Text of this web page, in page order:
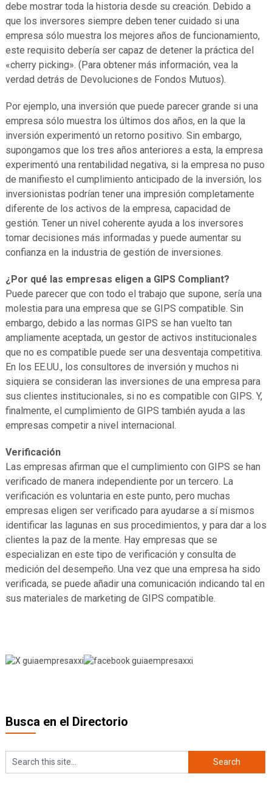
debe mostrar toda la historia desde su creación. Debido a
que los inversores siempre deben tener cuidado si una
empresa sólo muestra los mejores años de funcionamiento,
este requisito debería ser capaz de detener la práctica del
«cherry picking». (Para obtener más información, vea la
verdad detrás de Devoluciones de Fondos Mutuos).
Por ejemplo, una inversión que puede parecer grande si una
empresa sólo muestra los últimos dos años, en la que la
inversión experimentó un retorno positivo. Sin embargo,
supongamos que los tres años anteriores a esta, la empresa
experimentó una rentabilidad negativa, si la empresa no puso
de manifiesto el cumplimiento anticipado de la inversión, los
inversionistas podrían tener una impresión completamente
diferente de los activos de la empresa, capacidad de
gestión. Tener un nivel coherente ayuda a los inversores
tomar decisiones más informadas y puede aumentar su
confianza en la industria de gestión de inversiones.
¿Por qué las empresas eligen a GIPS Compliant?
Puede parecer que con todo el trabajo que supone, sería una
molestia para una empresa que se GIPS compatible. Sin
embargo, debido a las normas GIPS se han vuelto tan
ampliamente aceptada, un gestor de activos institucionales
que no es compatible puede ser una desventaja competitiva.
En los EE.UU., los consultores de inversión y muchos ni
siquiera se consideran las inversiones de una empresa para
sus clientes institucionales, si no es compatible con GIPS. Y,
finalmente, el cumplimiento de GIPS también ayuda a las
empresas competir a nivel internacional.
Verificación
Las empresas afirman que el cumplimiento con GIPS se han
verificado de manera independiente por un tercero. La
verificación es voluntaria en este punto, pero muchas
empresas eligen ser verificado para ayudarse a sí mismos
identificar las lagunas en sus procedimientos, y para dar a los
clientes la paz de la mente. Hay empresas que se
especializan en este tipo de verificación y consulta de
medición del desempeño. Una vez que una empresa ha sido
verificada, se puede añadir una comunicación indicando tal en
sus materiales de marketing de GIPS compatible.
Busca en el Directorio